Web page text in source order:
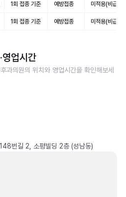
1회 접종 기준 예방접종 미적용(비급여)
1회 접종 기준 예방접종 미적용(비급여)
영업시간
과의원의 위치와 영업시간을 확인해보세
번길 2, 소평빌딩 2층 (성남동)